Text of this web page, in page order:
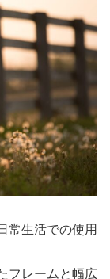
常生活での使用
フレームと幅広